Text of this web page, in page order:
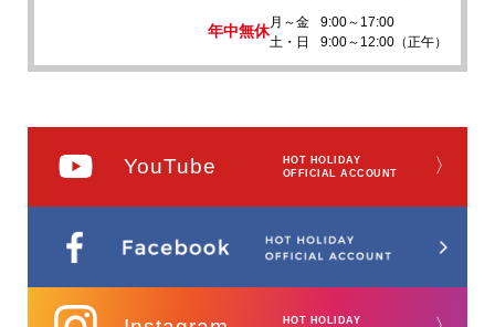
年中無休
月～金
9:00～17:00
土・日
9:00～12:00（正午）
YouTube
HOT HOLIDAY
OFFICIAL ACCOUNT
〉
HOT HOLIDAY